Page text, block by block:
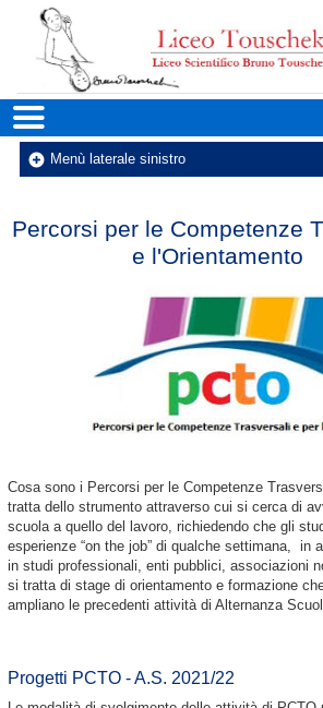
Liceo Scientifico
Menu principale
Menu
Menù laterale sinistro
Percorsi per le Competenze
e l'Orientamento
Cosa sono i Percorsi per le Competenze
tratta dello strumento attraverso cui si cerca di
scuola a quello del lavoro, richiedendo che gli
esperienze “on the job” di qualche settimana, in
in studi professionali, enti pubblici, associazioni
si tratta di stage di orientamento e formazione
ampliano le precedenti attività di Alternanza
Progetti PCTO - A.S. 2021/22